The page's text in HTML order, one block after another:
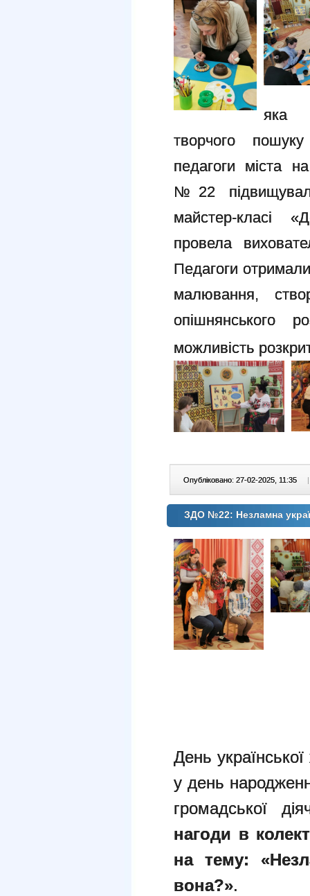
яка
творчого
педагоги міста
№22
майстер-класі
провела
Педагоги
малювання,
можливість
Опубліковано: 27-02-2025, 11:35
ЗДО №22: Незламна
День
у день
громадської
нагоди в
на тему:
вона?».